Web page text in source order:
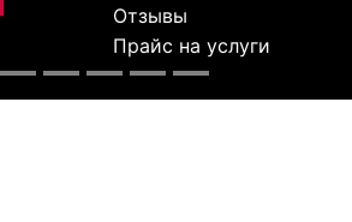
Отзывы
Прайс на услуги